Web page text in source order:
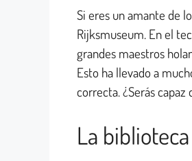
Si eres un amante de
Rijksmuseum. En el
grandes maestros
Esto ha llevado a
correcta. ¿Serás
La biblioteca